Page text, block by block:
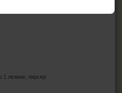
1 лезвие, пирсер